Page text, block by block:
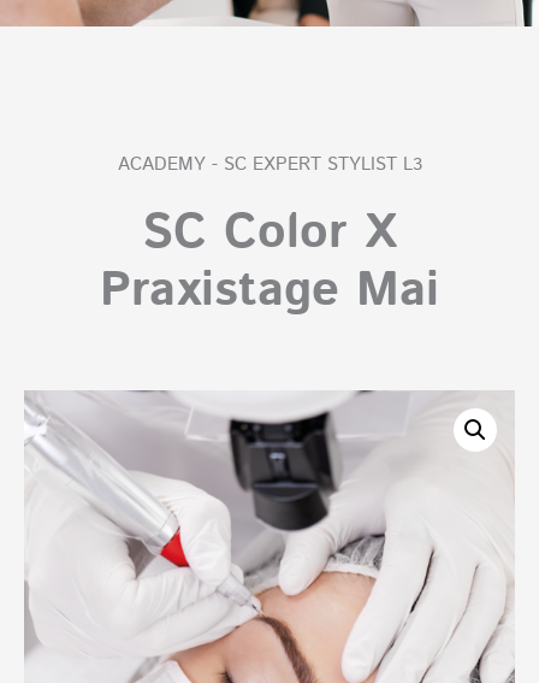
ACADEMY - SC EXPERT STYLIST L3
SC Color X
Praxistage Mai
SC
Color
Praxistage